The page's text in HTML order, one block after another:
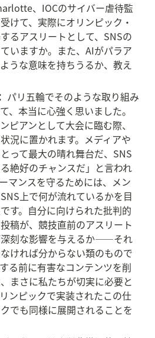
、IOCのサイバー虐待監
けて、実際にオリンピック・
るアスリートとして、SNSの
いますか。また、AIがパラア
うな意味を持ちうるか、教え
パリ五輪でそのような取り組み
、本当に心強く思いました。
ピアンとして大会に臨む際、
況に置かれます。メディアや
って最大の晴れ舞台だ、SNS
絶好のチャンスだ」と言われ
マンスを守るためには、メン
上で何が流れているかを目
す。自分に向けられた批判的
稿が、競技直前のアスリート
刻な影響を与えるか——それ
ければ分からない類のもので
る前に有害なコンテンツを削
まさに私たちが切実に必要と
ンピックで実装されたこの仕
でも同様に展開されることを